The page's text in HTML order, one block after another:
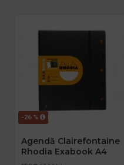
-26 %
Agendă Clairefontaine
Rhodia Exabook A4